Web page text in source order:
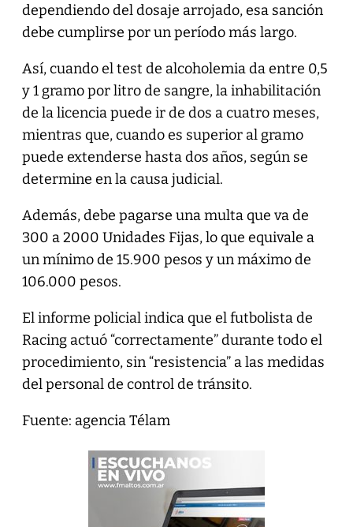
dependiendo del dosaje arrojado, esa sanción
debe cumplirse por un período más largo.
Así, cuando el test de alcoholemia da entre 0,5
y 1 gramo por litro de sangre, la inhabilitación
de la licencia puede ir de dos a cuatro meses,
mientras que, cuando es superior al gramo
puede extenderse hasta dos años, según se
determine en la causa judicial.
Además, debe pagarse una multa que va de
300 a 2000 Unidades Fijas, lo que equivale a
un mínimo de 15.900 pesos y un máximo de
106.000 pesos.
El informe policial indica que el futbolista de
Racing actuó “correctamente” durante todo el
procedimiento, sin “resistencia” a las medidas
del personal de control de tránsito.
Fuente: agencia Télam